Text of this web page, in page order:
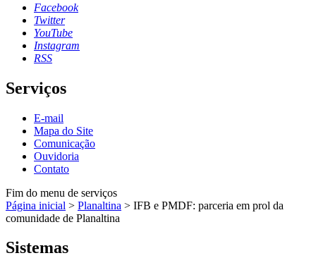
Facebook
Twitter
YouTube
Instagram
RSS
Serviços
E-mail
Mapa do Site
Comunicação
Ouvidoria
Contato
Fim do menu de serviços
Página inicial > Planaltina > IFB e PMDF: parceria em prol da
comunidade de Planaltina
Sistemas